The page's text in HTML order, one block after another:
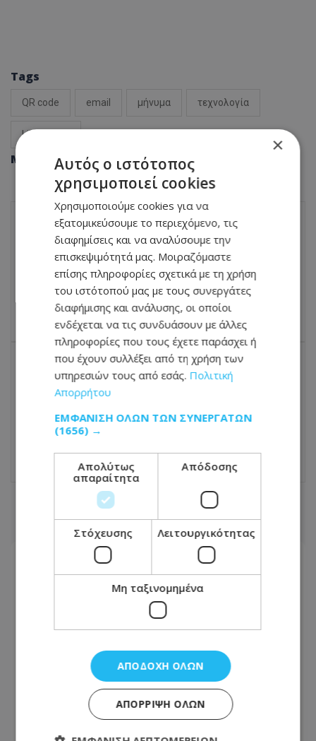
Tags
QR code email μήνυμα τεχνολογία
Like Online
Μοιράσου αυτό το άρθρο
ΠΡΟΗΓΟΎΜΕΝΟ ΆΡΘΡΟ
Πέθανε ο Σπύρος Ιωάννου: Πότε θα γίνει
η κηδεία - Η παράκληση της οικογένειας -
Δείτε φωτογραφία
09.06.2026 - 08:24
ΕΠΌΜΕΝΟ ΆΡΘΡΟ
Μοίραζε laughing gas στην Αγία Νάπα:
παράνομα στην Κύπρο
ΣΧΕΤΙΚΑ ΑΡΘΡΑ
×
Αυτός ο ιστότοπος
χρησιμοποιεί cookies
Χρησιμοποιούμε cookies για να
εξατομικεύσουμε το περιεχόμενο, τις
διαφημίσεις και να αναλύσουμε την
επισκεψιμότητά μας. Μοιραζόμαστε
επίσης πληροφορίες σχετικά με τη χρήση
του ιστότοπού μας με τους συνεργάτες
διαφήμισης και ανάλυσης, οι οποίοι
ενδέχεται να τις συνδυάσουν με άλλες
πληροφορίες που τους έχετε παράσχει ή
που έχουν συλλέξει από τη χρήση των
υπηρεσιών τους από εσάς. Πολιτική
Απορρήτου
ΕΜΦΆΝΙΣΗ ΌΛΩΝ ΤΩΝ ΣΥΝΕΡΓΑΤΏΝ
(1656) →
Απολύτως
απαραίτητα
Απόδοσης
Στόχευσης Λειτουργικότητας
Μη ταξινομημένα
ΑΠΟΔΟΧΉ ΌΛΩΝ
ΑΠΌΡΡΙΨΗ ΌΛΩΝ